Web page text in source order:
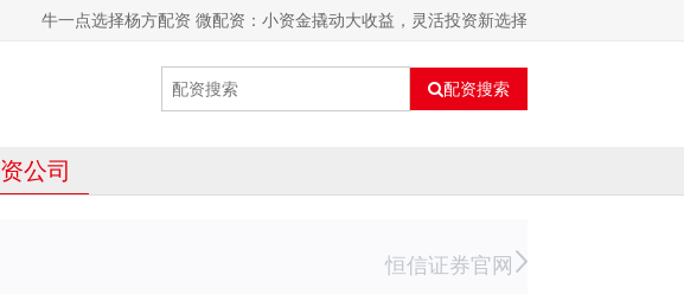
牛一点选择杨方配资 微配资：小资金撬动大收益，灵活投资新选择
配资搜索
公司
恒信证券官网